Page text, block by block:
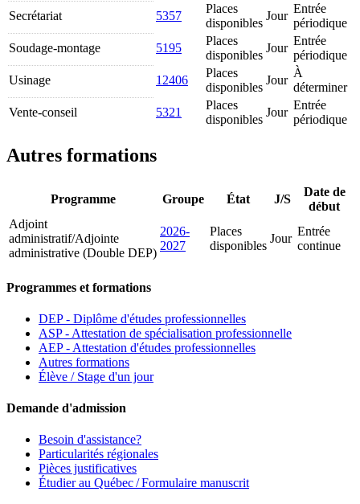
Secrétariat
5357
Places
disponibles
Jour
Entrée
périodique
Soudage-montage
5195
Places
disponibles
Jour
Entrée
périodique
Usinage
12406
Places
disponibles
Jour
À
déterminer
Vente-conseil
5321
Places
disponibles
Jour
Entrée
périodique
Autres formations
Programme Groupe État J/S
Date de
début
Adjoint
administratif/Adjointe
administrative (Double DEP)
2026-
2027
Places
disponibles
Jour
Entrée
continue
Programmes et formations
DEP - Diplôme d'études professionnelles
ASP - Attestation de spécialisation professionnelle
AEP - Attestation d'études professionnelles
Autres formations
Élève / Stage d'un jour
Demande d'admission
Besoin d'assistance?
Particularités régionales
Pièces justificatives
Étudier au Québec / Formulaire manuscrit